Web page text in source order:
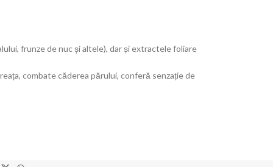
frunze de nuc și altele), dar și extractele foliare
combate căderea părului, conferă senzație de